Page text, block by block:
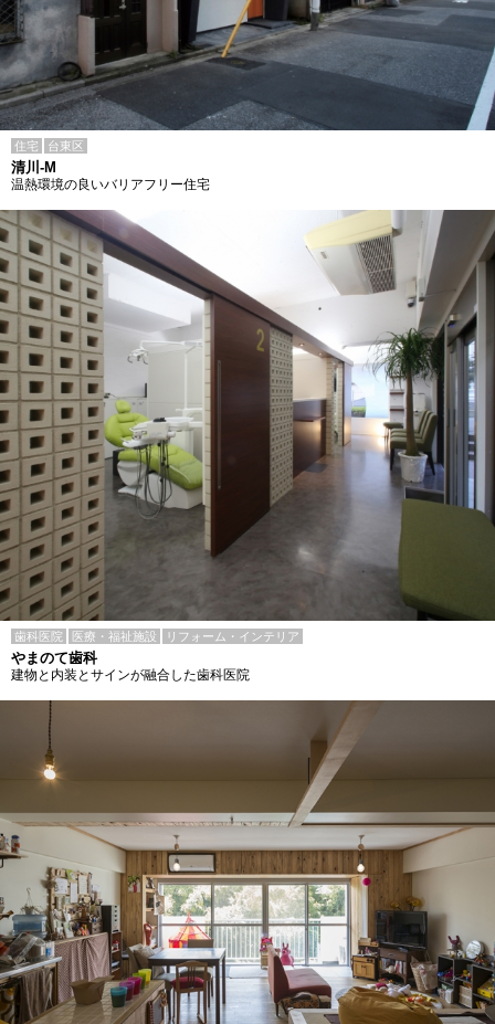
住宅 台東区
清川-M
温熱環境の良いバリアフリー住宅
歯科医院 医療・福祉施設 リフォーム・インテリア
やまのて歯科
建物と内装とサインが融合した歯科医院